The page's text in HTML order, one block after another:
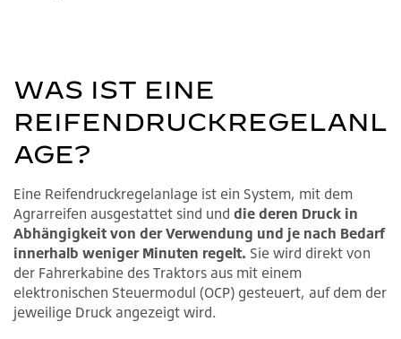
WAS IST EINE
REIFENDRUCKREGELANL
AGE?
Eine Reifendruckregelanlage ist ein System, mit dem
Agrarreifen ausgestattet sind und die deren Druck in
Abhängigkeit von der Verwendung und je nach Bedarf
innerhalb weniger Minuten regelt. Sie wird direkt von
der Fahrerkabine des Traktors aus mit einem
elektronischen Steuermodul (OCP) gesteuert, auf dem der
jeweilige Druck angezeigt wird.